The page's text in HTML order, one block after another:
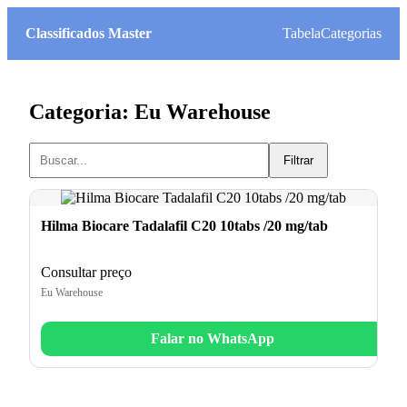
Classificados Master TabelaCategorias
Categoria: Eu Warehouse
Filtrar
Hilma Biocare Tadalafil C20 10tabs /20 mg/tab
Consultar preço
Eu Warehouse
Falar no WhatsApp